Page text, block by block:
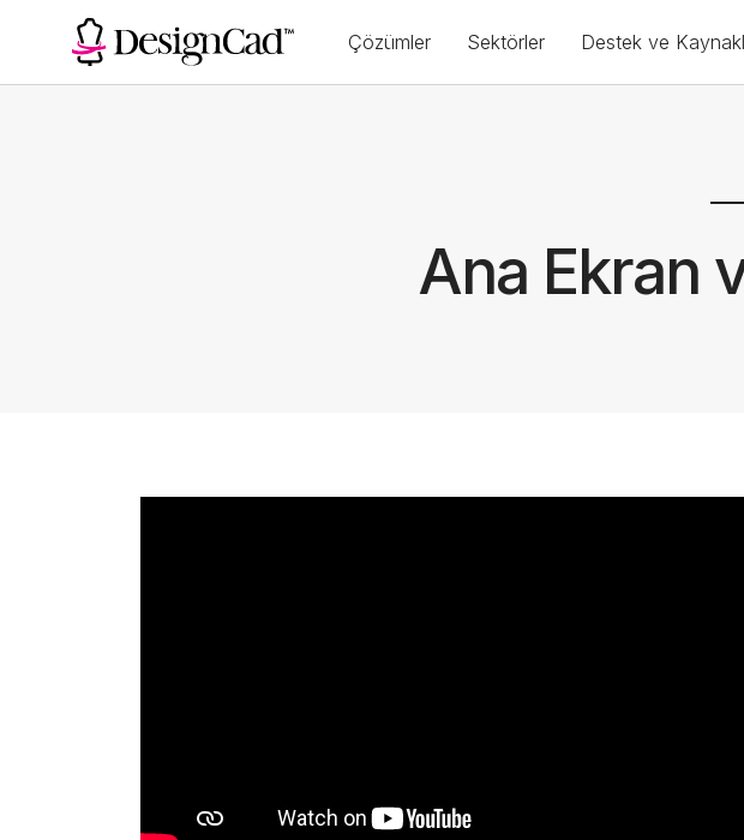
Çözümler Sektörler Destek ve
Ana Ekran